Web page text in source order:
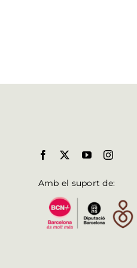
Amb el suport de: